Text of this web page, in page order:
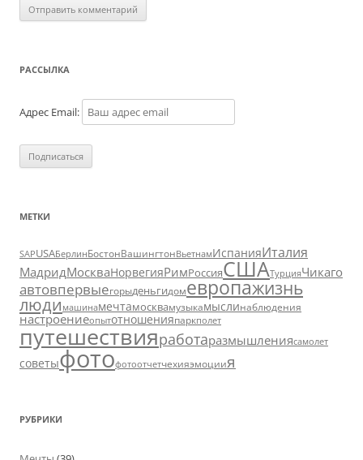
РАССЫЛКА
Адрес Email:
МЕТКИ
SAPUSAБерлинБостонВашингтонВьетнамИспанияИталия
МадридМоскваНорвегияРимРоссияСШАТурцияЧикаго
автовпервыегорыденьгидомевропажизнь
люди машинамечтамосквамузыкамыслинаблюдения
настроениеопытотношенияпаркполет
путешествияработаразмышлениясамолет
советыфотофотоотчетчехияэмоциия
РУБРИКИ